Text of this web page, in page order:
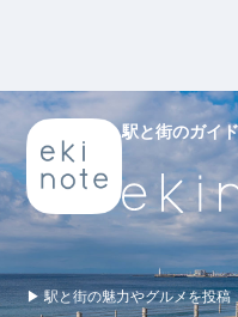
駅と街のガイ
▶ 駅と街の魅力やグルメを投稿